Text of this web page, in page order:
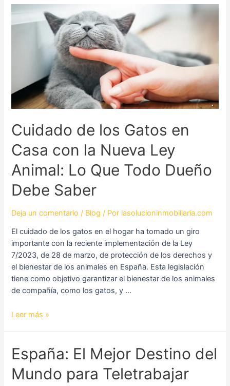
Cuidado de los Gatos en
Casa con la Nueva Ley
Animal: Lo Que Todo Dueño
Debe Saber
Deja un comentario / Blog / Por lasolucioninmobiliaria.com
El cuidado de los gatos en el hogar ha tomado un giro
importante con la reciente implementación de la Ley
7/2023, de 28 de marzo, de protección de los derechos y
el bienestar de los animales en España. Esta legislación
tiene como objetivo garantizar el bienestar de los animales
de compañía, como los gatos, y …
Cuidado
la
Nueva
Animal:
Lo
Que
Todo
Dueño
Debe
Saber
Leer más »
España: El Mejor Destino del
Mundo para Teletrabajar
España:
El
Mejor